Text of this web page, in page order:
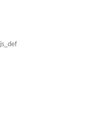
js_def